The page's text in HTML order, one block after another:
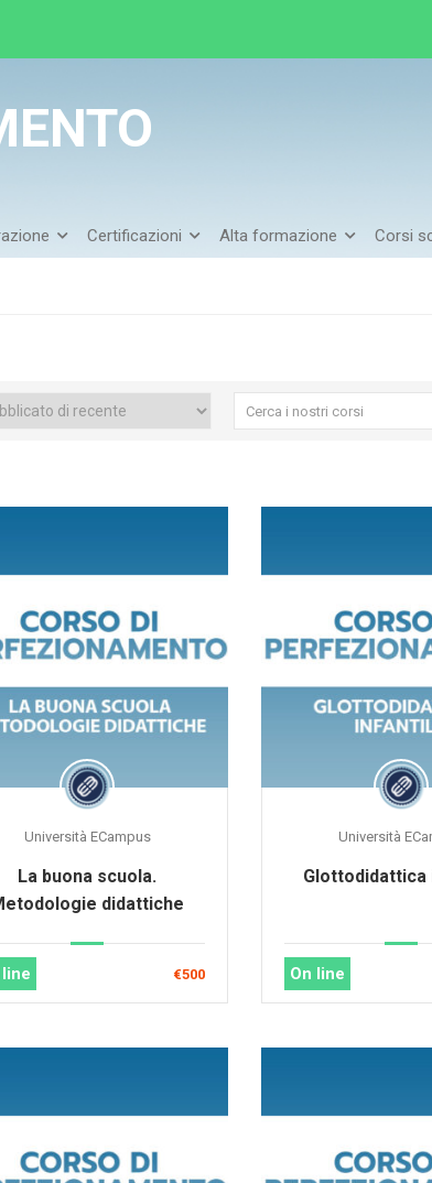
Certificazioni Alta formazione Corsi
Università ECampus
La buona scuola.
didattiche
line €500
Università
Glottodidattica
On line